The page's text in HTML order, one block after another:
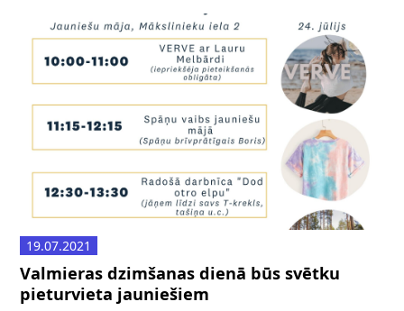
19.07.2021
Valmieras dzimšanas dienā būs svētku
pieturvieta jauniešiem